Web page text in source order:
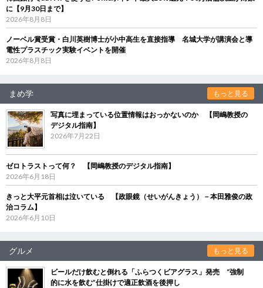
に【9月30日まで】
2026年8月8日
ノーベル賞受賞・白川英樹博士が小中高生を直接指導 名城大学が講演会と導
電性プラスチック実験イベントを開催
2026年8月8日
まめ学 もっと見る
写真に埋まっている位置情報はおっかないのか 【岡嶋教授の
デジタル指南】
2026年7月22日
ゼロトラストって何？ 【岡嶋教授のデジタル指南】
2026年6月18日
きっと大平元首相は泣いている 【政眼鏡（せいがんきょう）－本田雅俊の政
治コラム】
2026年6月10日
グルメ もっと見る
ビールだけ飲むと倒れる「ふらつくビアグラス」発売 “強制
的に水を飲む”仕掛けで適正飲酒を後押し